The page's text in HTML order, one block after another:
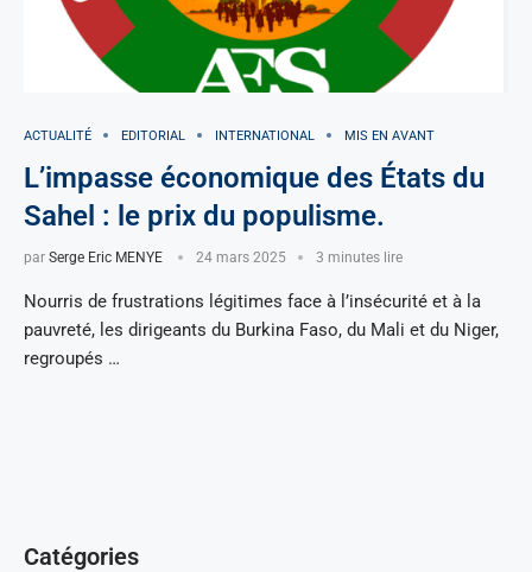
ACTUALITÉ EDITORIAL INTERNATIONAL MIS EN AVANT
L’impasse économique des États du
Sahel : le prix du populisme.
par Serge Eric MENYE 24 mars 2025 3 minutes lire
Nourris de frustrations légitimes face à l’insécurité et à la
pauvreté, les dirigeants du Burkina Faso, du Mali et du Niger,
regroupés …
Catégories